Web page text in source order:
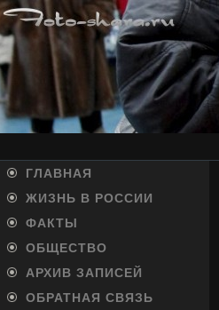
ГЛАВНАЯ
ЖИЗНЬ В РОССИИ
ФАКТЫ
ОБЩЕСТВО
АРХИВ ЗАПИСЕЙ
ОБРАТНАЯ СВЯЗЬ